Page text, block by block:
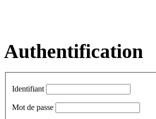
Authentification
Identifiant
Mot de passe